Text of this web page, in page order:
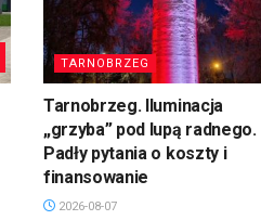
TARNOBRZEG
Tarnobrzeg. Iluminacja
„grzyba” pod lupą radnego.
Padły pytania o koszty i
finansowanie
2026-08-07